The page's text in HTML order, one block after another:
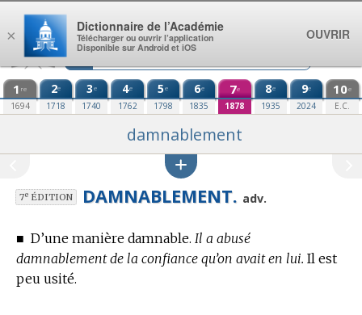
Aller au contenu
1 re
1694
2e
1718
3e
1740
4e
1762
5e
1798
6e
1835
7e
1878
8e
1935
9e
2024
10e
E.C.
damnablement
7eÉDITION DAMNABLEMENT. adv.
■ D’une manière damnable. Il a abusé
damnablement de la confiance qu’on avait en lui. Il est
peu usité.
×
Dictionnaire de l’Académie
Télécharger ou ouvrir l’application
Disponible sur Android et iOS
OUVRIR